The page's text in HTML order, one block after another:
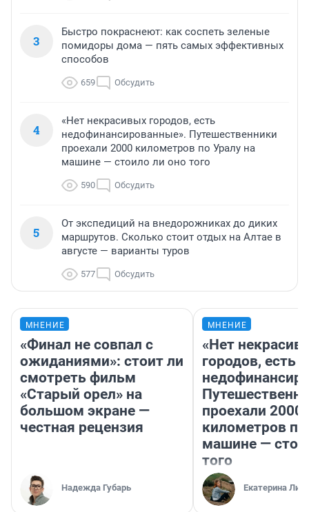
3
Быстро покраснеют: как соспеть зеленые
помидоры дома — пять самых эффективных
способов
659 Обсудить
4
«Нет некрасивых городов, есть
недофинансированные». Путешественники
проехали 2000 километров по Уралу на
машине — стоило ли оно того
590 Обсудить
5
От экспедиций на внедорожниках до диких
маршрутов. Сколько стоит отдых на Алтае в
августе — варианты туров
577 Обсудить
МНЕНИЕ
«Финал не совпал с
ожиданиями»: стоит ли
смотреть фильм
«Старый орел» на
большом экране —
честная рецензия
Надежда Губарь
МНЕНИЕ
«Нет
городов, есть
проехали 2000
километров по
машине —
того
Екатерина